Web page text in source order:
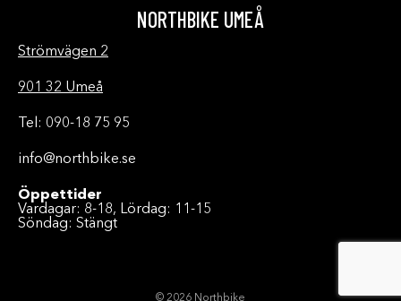
NORTHBIKE UMEÅ
Strömvägen 2
901 32 Umeå
Tel: 090-18 75 95
info@northbike.se
Öppettider
Vardagar: 8-18, Lördag: 11-15
Söndag: Stängt
© 2026 Northbike